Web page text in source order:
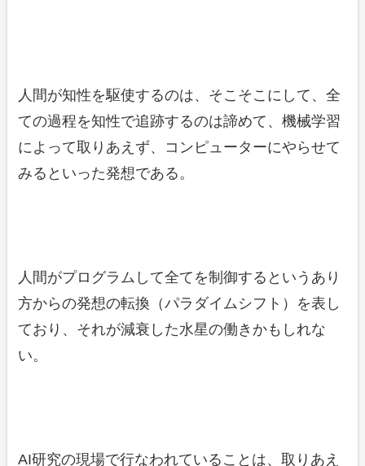
人間が知性を駆使するのは、そこそこにして、全
ての過程を知性で追跡するのは諦めて、機械学習
によって取りあえず、コンピューターにやらせて
みるといった発想である。
人間がプログラムして全てを制御するというあり
方からの発想の転換（パラダイムシフト）を表し
ており、それが減衰した水星の働きかもしれな
い。
AI研究の現場で行なわれていることは、取りあえ